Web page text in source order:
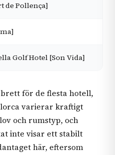
de Pollença]
Golf Hotel [Son Vida]
för de flesta hotell,
varierar kraftigt
och rumstyp, och
inte visar ett stabilt
här, eftersom